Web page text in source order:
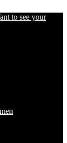
to see your